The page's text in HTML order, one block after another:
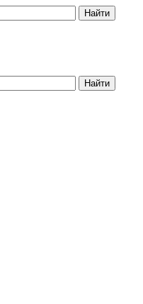
Найти
Найти